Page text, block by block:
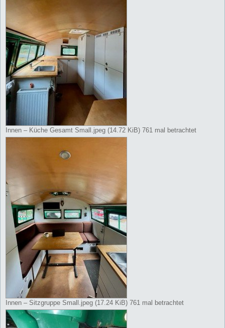
Innen – Küche Gesamt Small.jpeg (14.72 KiB) 761 mal betrachtet
Innen – Sitzgruppe Small.jpeg (17.24 KiB) 761 mal betrachtet